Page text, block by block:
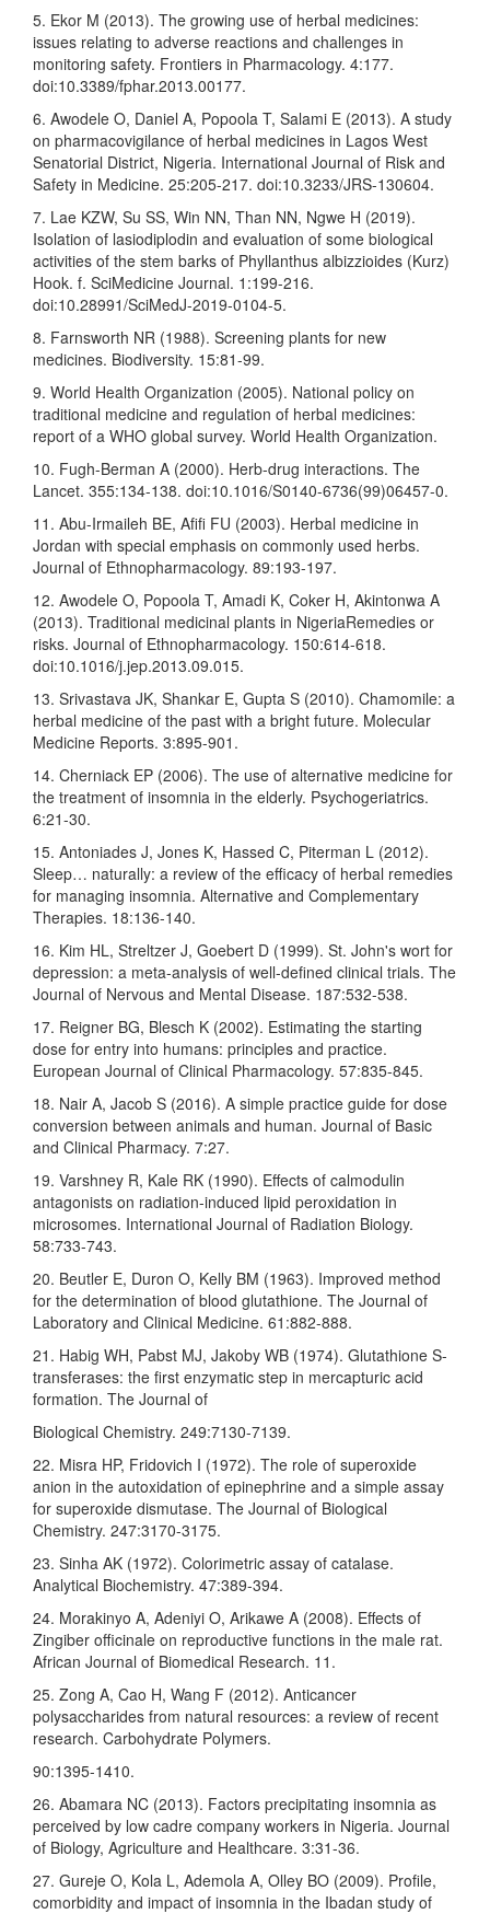
5. Ekor M (2013). The growing use of herbal medicines:
issues relating to adverse reactions and challenges in
monitoring safety. Frontiers in Pharmacology. 4:177.
doi:10.3389/fphar.2013.00177.
6. Awodele O, Daniel A, Popoola T, Salami E (2013). A study
on pharmacovigilance of herbal medicines in Lagos West
Senatorial District, Nigeria. International Journal of Risk and
Safety in Medicine. 25:205-217. doi:10.3233/JRS-130604.
7. Lae KZW, Su SS, Win NN, Than NN, Ngwe H (2019).
Isolation of lasiodiplodin and evaluation of some biological
activities of the stem barks of Phyllanthus albizzioides (Kurz)
Hook. f. SciMedicine Journal. 1:199-216.
doi:10.28991/SciMedJ-2019-0104-5.
8. Farnsworth NR (1988). Screening plants for new
medicines. Biodiversity. 15:81-99.
9. World Health Organization (2005). National policy on
traditional medicine and regulation of herbal medicines:
report of a WHO global survey. World Health Organization.
10. Fugh-Berman A (2000). Herb-drug interactions. The
Lancet. 355:134-138. doi:10.1016/S0140-6736(99)06457-0.
11. Abu-Irmaileh BE, Afifi FU (2003). Herbal medicine in
Jordan with special emphasis on commonly used herbs.
Journal of Ethnopharmacology. 89:193-197.
12. Awodele O, Popoola T, Amadi K, Coker H, Akintonwa A
(2013). Traditional medicinal plants in NigeriaRemedies or
risks. Journal of Ethnopharmacology. 150:614-618.
doi:10.1016/j.jep.2013.09.015.
13. Srivastava JK, Shankar E, Gupta S (2010). Chamomile: a
herbal medicine of the past with a bright future. Molecular
Medicine Reports. 3:895-901.
14. Cherniack EP (2006). The use of alternative medicine for
the treatment of insomnia in the elderly. Psychogeriatrics.
6:21-30.
15. Antoniades J, Jones K, Hassed C, Piterman L (2012).
Sleep… naturally: a review of the efficacy of herbal remedies
for managing insomnia. Alternative and Complementary
Therapies. 18:136-140.
16. Kim HL, Streltzer J, Goebert D (1999). St. John's wort for
depression: a meta-analysis of well-defined clinical trials. The
Journal of Nervous and Mental Disease. 187:532-538.
17. Reigner BG, Blesch K (2002). Estimating the starting
dose for entry into humans: principles and practice.
European Journal of Clinical Pharmacology. 57:835-845.
18. Nair A, Jacob S (2016). A simple practice guide for dose
conversion between animals and human. Journal of Basic
and Clinical Pharmacy. 7:27.
19. Varshney R, Kale RK (1990). Effects of calmodulin
antagonists on radiation-induced lipid peroxidation in
microsomes. International Journal of Radiation Biology.
58:733-743.
20. Beutler E, Duron O, Kelly BM (1963). Improved method
for the determination of blood glutathione. The Journal of
Laboratory and Clinical Medicine. 61:882-888.
21. Habig WH, Pabst MJ, Jakoby WB (1974). Glutathione S-
transferases: the first enzymatic step in mercapturic acid
formation. The Journal of
Biological Chemistry. 249:7130-7139.
22. Misra HP, Fridovich I (1972). The role of superoxide
anion in the autoxidation of epinephrine and a simple assay
for superoxide dismutase. The Journal of Biological
Chemistry. 247:3170-3175.
23. Sinha AK (1972). Colorimetric assay of catalase.
Analytical Biochemistry. 47:389-394.
24. Morakinyo A, Adeniyi O, Arikawe A (2008). Effects of
Zingiber officinale on reproductive functions in the male rat.
African Journal of Biomedical Research. 11.
25. Zong A, Cao H, Wang F (2012). Anticancer
polysaccharides from natural resources: a review of recent
research. Carbohydrate Polymers.
90:1395-1410.
26. Abamara NC (2013). Factors precipitating insomnia as
perceived by low cadre company workers in Nigeria. Journal
of Biology, Agriculture and Healthcare. 3:31-36.
27. Gureje O, Kola L, Ademola A, Olley BO (2009). Profile,
comorbidity and impact of insomnia in the Ibadan study of